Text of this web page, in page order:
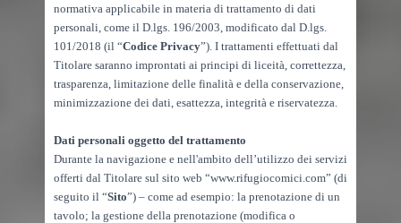
normativa applicabile in materia di trattamento di dati
personali, come il D.lgs. 196/2003, modificato dal D.lgs.
101/2018 (il “Codice Privacy”). I trattamenti effettuati dal
Titolare saranno improntati ai principi di liceità, correttezza,
trasparenza, limitazione delle finalità e della conservazione,
minimizzazione dei dati, esattezza, integrità e riservatezza.
Dati personali oggetto del trattamento
Durante la navigazione e nell'ambito dell’utilizzo dei servizi
offerti dal Titolare sul sito web “www.rifugiocomici.com” (di
seguito il “Sito”) – come ad esempio: la prenotazione di un
tavolo; la gestione della prenotazione (modifica o